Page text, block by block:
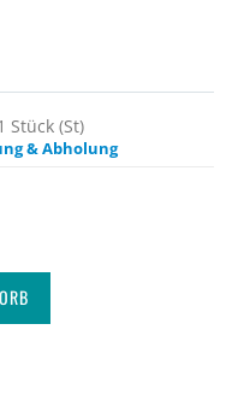
Stück (St)
& Abholung